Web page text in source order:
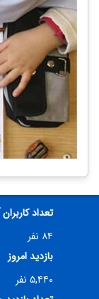
تعداد
۸۴ نفر
بازدید امروز
۵,۴۴۰ نفر